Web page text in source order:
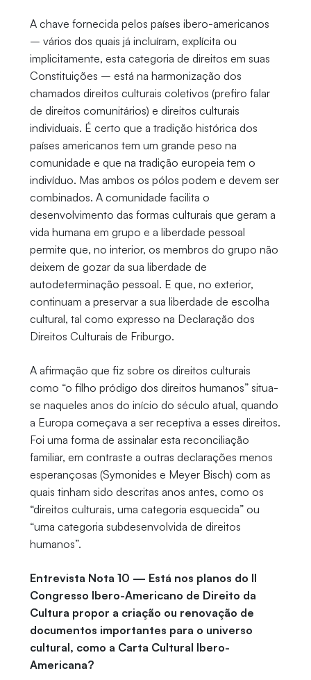
A chave fornecida pelos países ibero-americanos
– vários dos quais já incluíram, explícita ou
implicitamente, esta categoria de direitos em suas
Constituições – está na harmonização dos
chamados direitos culturais coletivos (prefiro falar
de direitos comunitários) e direitos culturais
individuais. É certo que a tradição histórica dos
países americanos tem um grande peso na
comunidade e que na tradição europeia tem o
indivíduo. Mas ambos os pólos podem e devem ser
combinados. A comunidade facilita o
desenvolvimento das formas culturais que geram a
vida humana em grupo e a liberdade pessoal
permite que, no interior, os membros do grupo não
deixem de gozar da sua liberdade de
autodeterminação pessoal. E que, no exterior,
continuam a preservar a sua liberdade de escolha
cultural, tal como expresso na Declaração dos
Direitos Culturais de Friburgo.
A afirmação que fiz sobre os direitos culturais
como “o filho pródigo dos direitos humanos” situa-
se naqueles anos do início do século atual, quando
a Europa começava a ser receptiva a esses direitos.
Foi uma forma de assinalar esta reconciliação
familiar, em contraste a outras declarações menos
esperançosas (Symonides e Meyer Bisch) com as
quais tinham sido descritas anos antes, como os
“direitos culturais, uma categoria esquecida” ou
“uma categoria subdesenvolvida de direitos
humanos”.
Entrevista Nota 10 — Está nos planos do II
Congresso Ibero-Americano de Direito da
Cultura propor a criação ou renovação de
documentos importantes para o universo
cultural, como a Carta Cultural Ibero-
Americana?